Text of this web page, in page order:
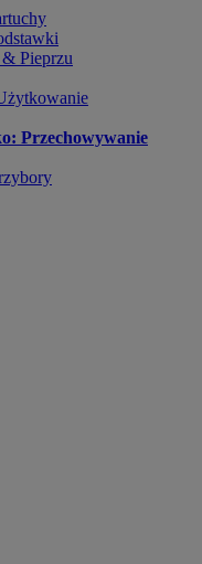
Pieprzu
Przechowywanie